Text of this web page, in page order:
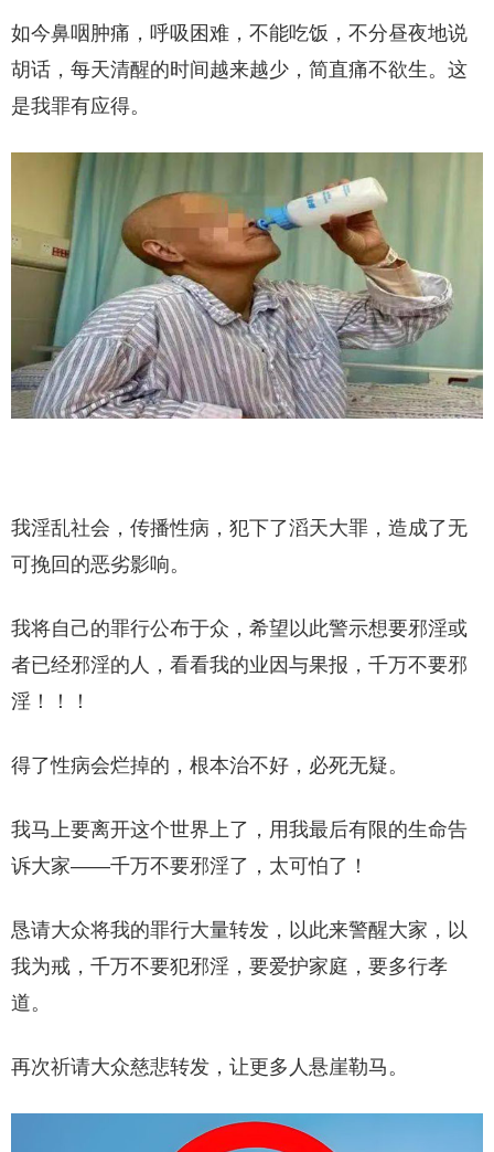
如今鼻咽肿痛，呼吸困难，不能吃饭，不分昼夜地说
胡话，每天清醒的时间越来越少，简直痛不欲生。这
是我罪有应得。
我淫乱社会，传播性病，犯下了滔天大罪，造成了无
可挽回的恶劣影响。
我将自己的罪行公布于众，希望以此警示想要邪淫或
者已经邪淫的人，看看我的业因与果报，千万不要邪
淫！！！
得了性病会烂掉的，根本治不好，必死无疑。
我马上要离开这个世界上了，用我最后有限的生命告
诉大家——千万不要邪淫了，太可怕了！
恳请大众将我的罪行大量转发，以此来警醒大家，以
我为戒，千万不要犯邪淫，要爱护家庭，要多行孝
道。
再次祈请大众慈悲转发，让更多人悬崖勒马。